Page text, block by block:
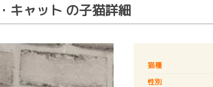
キャット の子猫詳細
猫種
性別